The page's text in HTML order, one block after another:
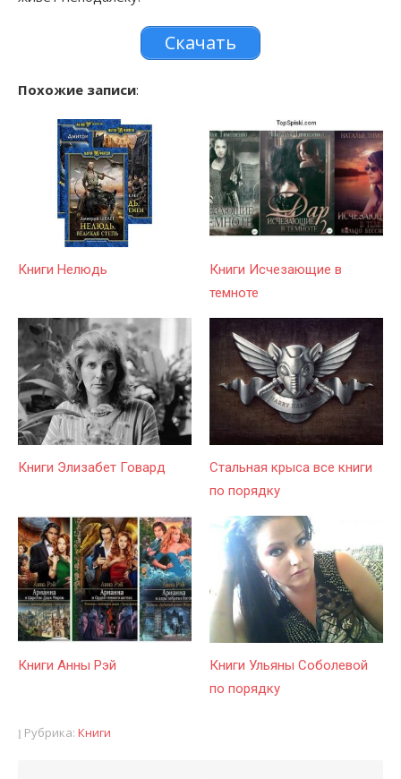
Скачать
Похожие записи:
Книги Нелюдь
Книги Исчезающие в
темноте
Книги Элизабет Говард
Стальная крыса все книги
по порядку
Книги Анны Рэй
Книги Ульяны Соболевой
по порядку
Рубрика: Книги